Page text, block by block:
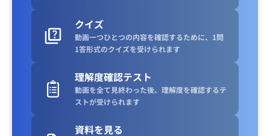
クイズ
動画一つひとつの内容を確認するために、1問
1答形式のクイズを受けられます
理解度確認テスト
動画を全て見終わった後、理解度を確認するテ
ストが受けられます
資料を見る